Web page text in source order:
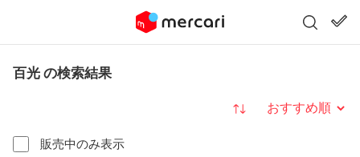
百光 の検索結果
販売中のみ表示
並び替え